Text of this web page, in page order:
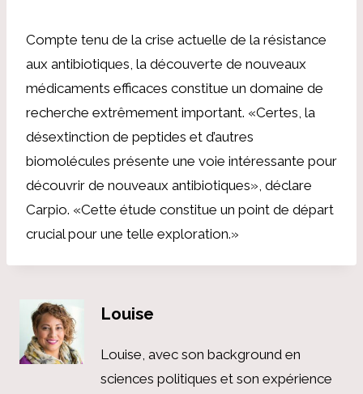
Compte tenu de la crise actuelle de la résistance
aux antibiotiques, la découverte de nouveaux
médicaments efficaces constitue un domaine de
recherche extrêmement important. «Certes, la
désextinction de peptides et d’autres
biomolécules présente une voie intéressante pour
découvrir de nouveaux antibiotiques», déclare
Carpio. «Cette étude constitue un point de départ
crucial pour une telle exploration.»
Louise
Louise, avec son background en
sciences politiques et son expérience